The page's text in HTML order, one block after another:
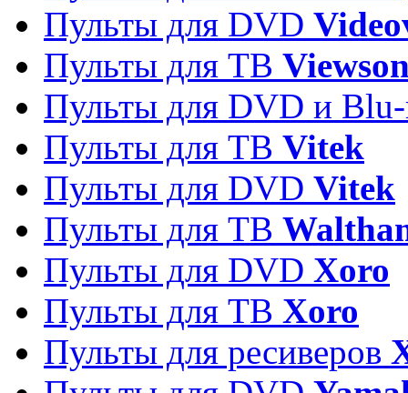
Пульты для DVD
Пульты для ТВ
Пульты для DVD и
Пульты для ТВ Vitek
Пульты для DVD Vitek
Пульты для ТВ
Пульты для DVD Xoro
Пульты для ТВ Xoro
Пульты для ресиверов